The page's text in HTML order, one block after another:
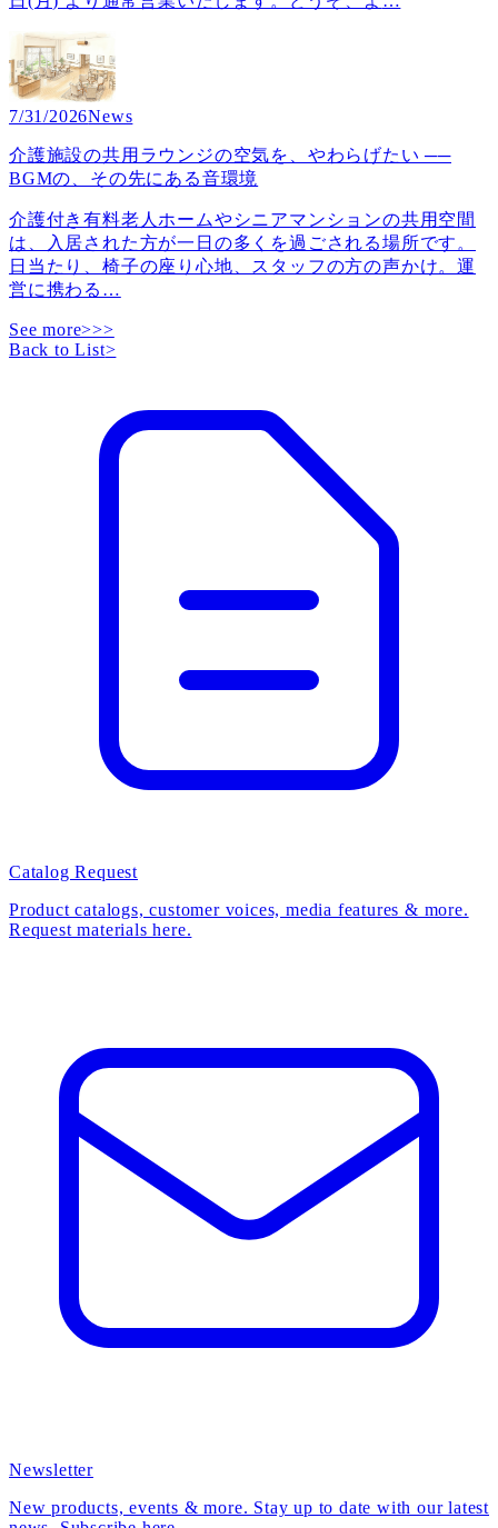
7/31/2026News
介護施設の共用ラウンジの空気を、やわらげたい ──
BGMの、その先にある音環境
介護付き有料老人ホームやシニアマンションの共用空間
は、入居された方が一日の多くを過ごされる場所です。
日当たり、椅子の座り心地、スタッフの方の声かけ。運
営に携わる …
See more>>>
Back to List>
Catalog Request
Product catalogs, customer voices, media features & more.
Request materials here.
Newsletter
New products, events & more. Stay up to date with our latest